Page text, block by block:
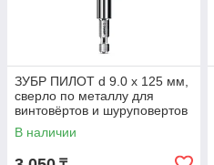
ЗУБР ПИЛОТ d 9.0 х 125 мм,
сверло по металлу для
винтовёртов и шуруповертов
IMPACT READY
Профессионал (29629-9
В наличии